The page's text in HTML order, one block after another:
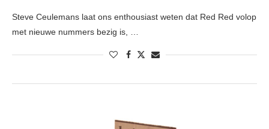
Steve Ceulemans laat ons enthousiast weten dat Red Red volop
met nieuwe nummers bezig is, …